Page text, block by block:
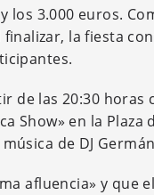
3.000 euros.
la fiesta
de las 20:30 horas
Show» en la Plaza
de DJ
afluencia» y que